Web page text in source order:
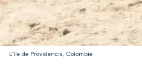
L’île de Providencia, Colombie